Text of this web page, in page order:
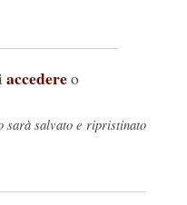
accedereo
sarà salvato e ripristinato